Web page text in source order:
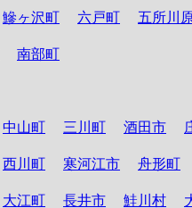
鰺ヶ沢町 六戸町 五所川
南部町
中山町 三川町 酒田市
西川町 寒河江市 舟形町
大江町 長井市 鮭川村